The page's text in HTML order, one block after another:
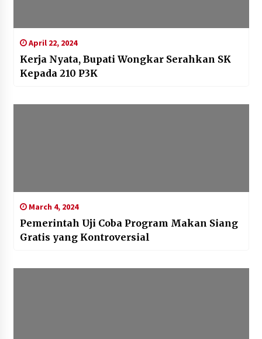
April 22, 2024
Kerja Nyata, Bupati Wongkar Serahkan SK
Kepada 210 P3K
March 4, 2024
Pemerintah Uji Coba Program Makan Siang
Gratis yang Kontroversial